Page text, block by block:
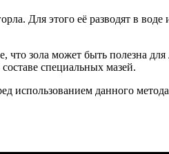
Для этого её разводят в
зола может быть полезна
специальных мазей.
данного метода